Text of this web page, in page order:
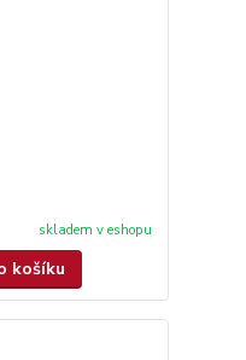
skladem v eshopu
košíku